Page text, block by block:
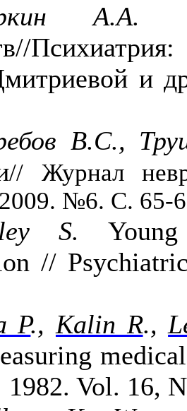
А.А.
и
В.С.,
// Журнал
№6. С. 65-
S.
//
P., Kalin R.,
Vol. 16,